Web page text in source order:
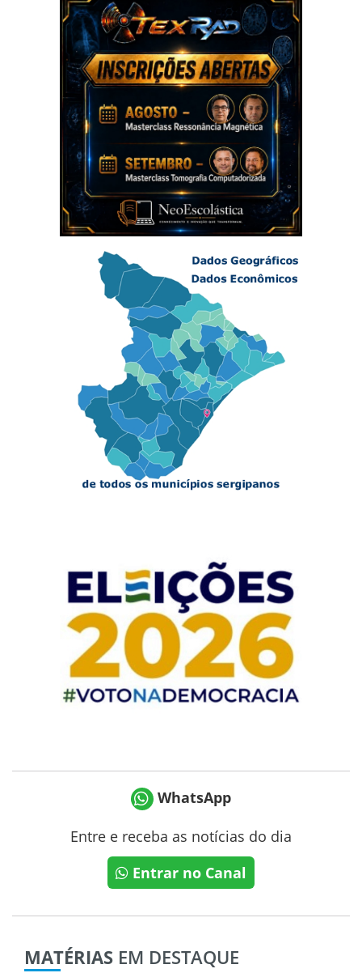
WhatsApp
Entre e receba as notícias do dia
Entrar no Canal
MATÉRIAS EM DESTAQUE